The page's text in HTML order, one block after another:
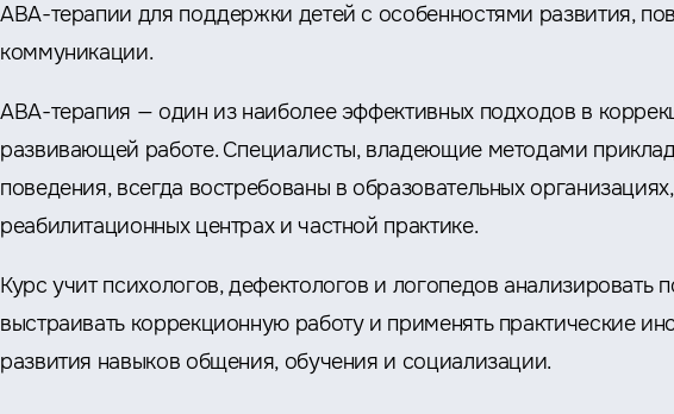
АВА-терапии для поддержки детей с особенностями развития,
коммуникации.
АВА-терапия — один из наиболее эффективных подходов в
развивающей работе. Специалисты, владеющие методами
поведения, всегда востребованы в образовательных организациях,
реабилитационных центрах и частной практике.
Курс учит психологов, дефектологов и логопедов анализировать
выстраивать коррекционную работу и применять практические
развития навыков общения, обучения и социализации.